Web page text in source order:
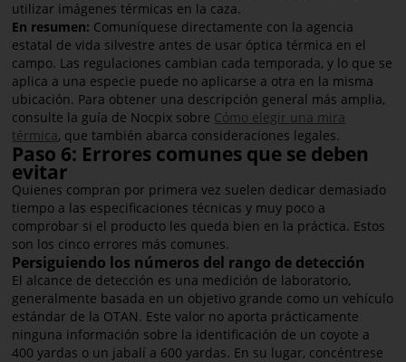
utilizar imágenes térmicas en la caza.
En resumen: Comuníquese directamente con la agencia
estatal de vida silvestre antes de usar óptica térmica en el
campo. Las regulaciones cambian cada temporada, y lo que se
aplica a una especie puede no aplicarse a otra en la misma
ubicación. Para obtener una descripción general más amplia,
consulte la guía de Nocpix sobre Cómo elegir una mira
térmica, que también abarca consideraciones legales.
Paso 6: Errores comunes que se deben
evitar
Quienes compran por primera vez suelen dedicar demasiado
tiempo a las especificaciones técnicas y muy poco a
comprobar si el producto les queda bien en la práctica. Estos
son los cinco errores más comunes.
Persiguiendo los números del rango de detección
El alcance de detección es una medición de laboratorio,
generalmente basada en un objetivo grande como un vehículo
estándar de la OTAN. Este valor no aporta prácticamente
ninguna información sobre la identificación de un coyote a
400 yardas o un jabalí a 600 yardas. En su lugar, concéntrese